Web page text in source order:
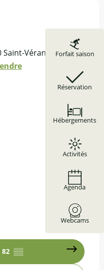
Forfait saison
Réservation
Hébergements
Activités
Agenda
Webcams
Saint-Véran
82 ▒▒